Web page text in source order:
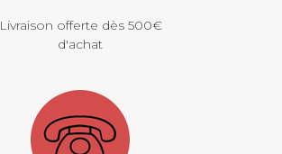
Livraison offerte dès 500€
d'achat